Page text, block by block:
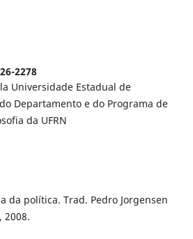
2278
Universidade Estadual de
Departamento e do Programa de
da UFRN
da política. Trad. Pedro Jorgensen
2008.